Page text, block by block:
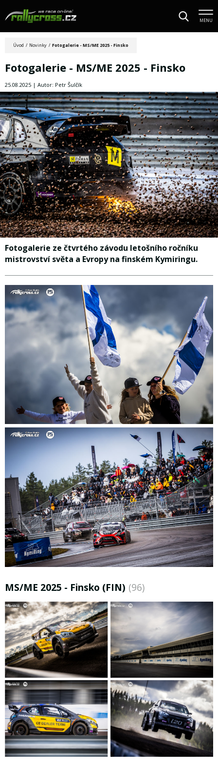
MENU
Úvod / Novinky / Fotogalerie - MS/ME 2025 - Finsko
Fotogalerie - MS/ME 2025 - Finsko
25.08.2025 | Autor: Petr Šulčík
Fotogalerie ze čtvrtého závodu letošního ročníku
mistrovství světa a Evropy na finském Kymiringu.
MS/ME 2025 - Finsko (FIN) (96)